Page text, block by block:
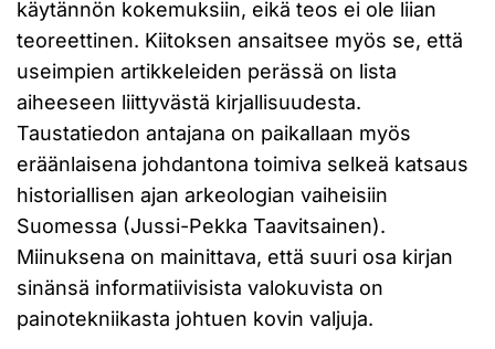
käytännön kokemuksiin, eikä teos ei ole liian
teoreettinen. Kiitoksen ansaitsee myös se, että
useimpien artikkeleiden perässä on lista
aiheeseen liittyvästä kirjallisuudesta.
Taustatiedon antajana on paikallaan myös
eräänlaisena johdantona toimiva selkeä katsaus
historiallisen ajan arkeologian vaiheisiin
Suomessa (Jussi-Pekka Taavitsainen).
Miinuksena on mainittava, että suuri osa kirjan
sinänsä informatiivisista valokuvista on
painotekniikasta johtuen kovin valjuja.